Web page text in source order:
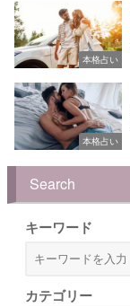
本格占い
本格占い
Search
キーワード
カテゴリー